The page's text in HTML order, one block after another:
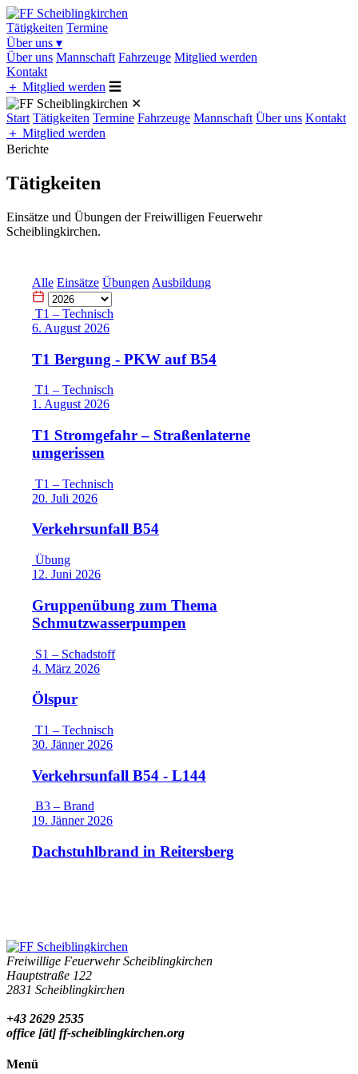
Tätigkeiten Termine
Über uns ▾
Über uns Mannschaft Fahrzeuge Mitglied werden
Kontakt
＋ Mitglied werden ☰
✕
Start Tätigkeiten Termine Fahrzeuge Mannschaft Über uns Kontakt
＋ Mitglied werden
Berichte
Tätigkeiten
Einsätze und Übungen der Freiwilligen Feuerwehr
Scheiblingkirchen.
Alle Einsätze Übungen Ausbildung
T1 – Technisch
6. August 2026
T1 Bergung - PKW auf B54
T1 – Technisch
1. August 2026
T1 Stromgefahr – Straßenlaterne
umgerissen
T1 – Technisch
20. Juli 2026
Verkehrsunfall B54
Übung
12. Juni 2026
Gruppenübung zum Thema
Schmutzwasserpumpen
S1 – Schadstoff
4. März 2026
Ölspur
T1 – Technisch
30. Jänner 2026
Verkehrsunfall B54 - L144
B3 – Brand
19. Jänner 2026
Dachstuhlbrand in Reitersberg
Freiwillige Feuerwehr Scheiblingkirchen
Hauptstraße 122
2831 Scheiblingkirchen
+43 2629 2535
office [ät] ff-scheiblingkirchen.org
Menü